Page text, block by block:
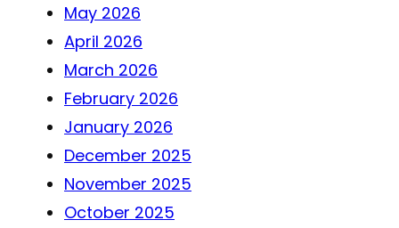
May 2026
April 2026
March 2026
February 2026
January 2026
December 2025
November 2025
October 2025